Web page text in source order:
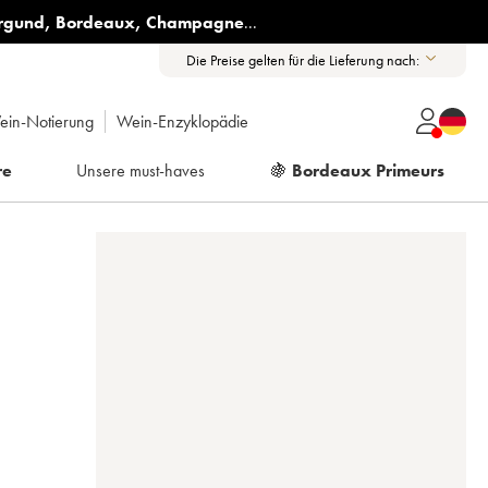
, Bordeaux, Champagne...
Die Preise gelten für die Lieferung nach:
Notierung Wein-Enzyklopädie
Unsere must-haves 🍇 Bordeaux Primeurs